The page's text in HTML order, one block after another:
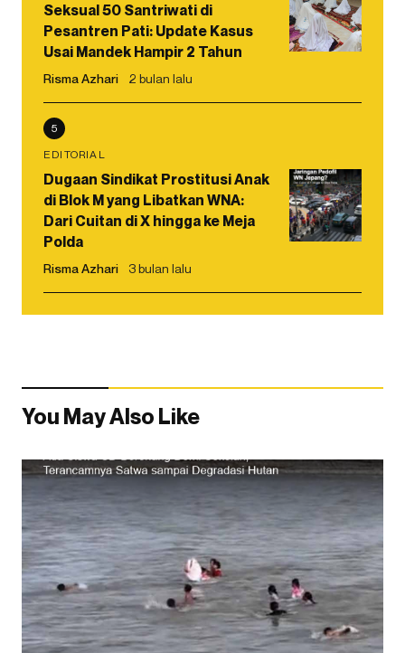
Seksual 50 Santriwati di
Pesantren Pati: Update Kasus
Usai Mandek Hampir 2 Tahun
Risma Azhari 2 bulan lalu
5
EDITORIAL
Dugaan Sindikat Prostitusi Anak
di Blok M yang Libatkan WNA:
Dari Cuitan di X hingga ke Meja
Polda
Risma Azhari 3 bulan lalu
You May Also Like